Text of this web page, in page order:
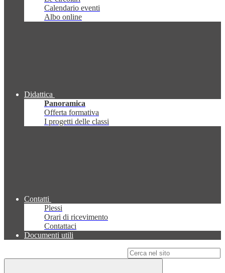
Calendario eventi
Albo online
Didattica
Panoramica
Offerta formativa
I progetti delle classi
Contatti
Plessi
Orari di ricevimento
Contattaci
Documenti utili